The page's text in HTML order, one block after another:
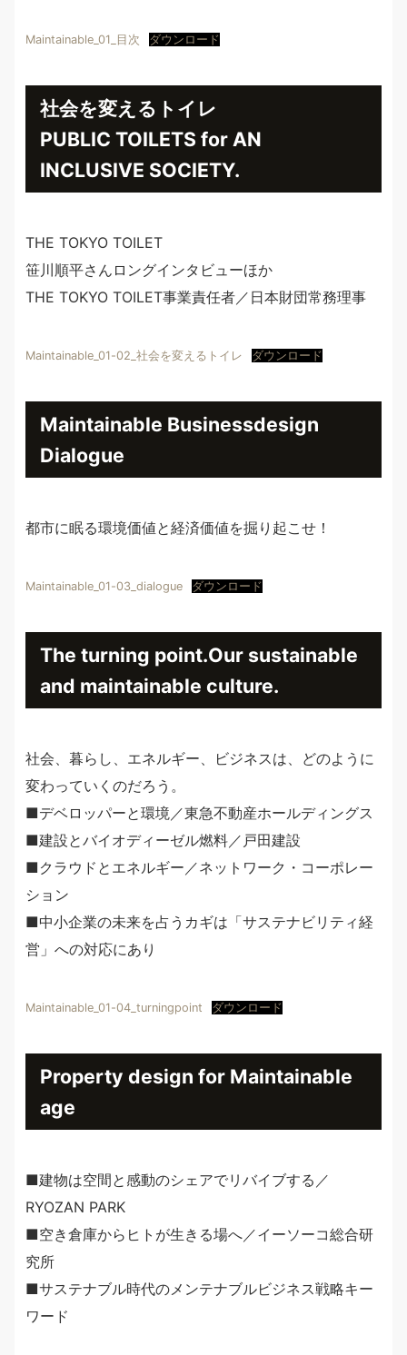
Maintainable_01_目次 ダウンロード
社会を変えるトイレ
PUBLIC TOILETS for AN
INCLUSIVE SOCIETY.
THE TOKYO TOILET
笹川順平さんロングインタビューほか
THE TOKYO TOILET事業責任者／日本財団常務理事
Maintainable_01-02_社会を変えるトイレ ダウンロード
Maintainable Businessdesign
Dialogue
都市に眠る環境価値と経済価値を掘り起こせ！
Maintainable_01-03_dialogue ダウンロード
The turning point.Our sustainable
and maintainable culture.
社会、暮らし、エネルギー、ビジネスは、どのように
変わっていくのだろう。
■デベロッパーと環境／東急不動産ホールディングス
■建設とバイオディーゼル燃料／戸田建設
■クラウドとエネルギー／ネットワーク・コーポレー
ション
■中小企業の未来を占うカギは「サステナビリティ経
営」への対応にあり
Maintainable_01-04_turningpoint ダウンロード
Property design for Maintainable
age
■建物は空間と感動のシェアでリバイブする／
RYOZAN PARK
■空き倉庫からヒトが生きる場へ／イーソーコ総合研
究所
■サステナブル時代のメンテナブルビジネス戦略キー
ワード